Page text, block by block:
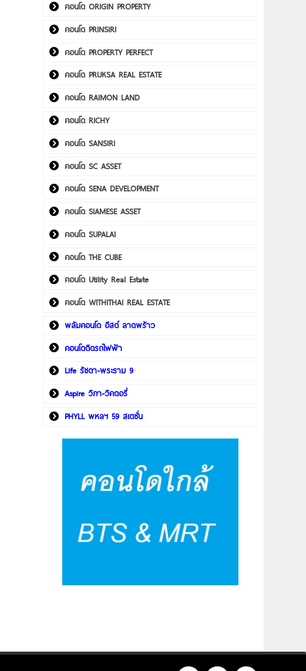
คอนโด ORIGIN PROPERTY
คอนโด PRINSIRI
คอนโด PROPERTY PERFECT
คอนโด PRUKSA REAL ESTATE
คอนโด RAIMON LAND
คอนโด RICHY
คอนโด SANSIRI
คอนโด SC ASSET
คอนโด SENA DEVELOPMENT
คอนโด SIAMESE ASSET
คอนโด SUPALAI
คอนโด THE CUBE
คอนโด Utility Real Estate
คอนโด WITHITHAI REAL ESTATE
พลัมคอนโด อีสต์ ลาดพร้าว
คอนโดติดรถไฟฟ้า
Life รัชดา-พระราม 9
Aspire วิภา-วิคตอรี่
PHYLL พหลฯ 59 สเตชั่น